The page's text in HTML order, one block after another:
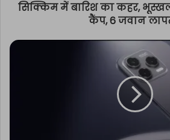
सिक्किम में बारिश का कहर,
कैंप, 6 जवान